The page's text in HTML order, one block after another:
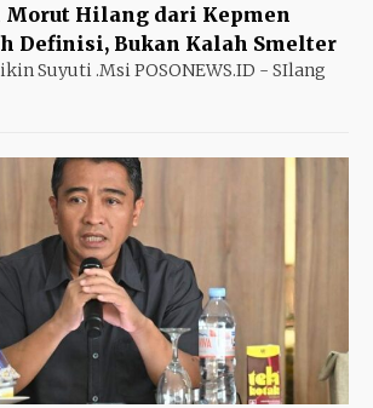
Hilang dari Kepmen
Definisi, Bukan Kalah Smelter
Suyuti .Msi POSONEWS.ID - SIlang